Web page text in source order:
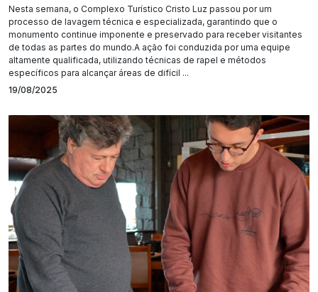
Nesta semana, o Complexo Turístico Cristo Luz passou por um
processo de lavagem técnica e especializada, garantindo que o
monumento continue imponente e preservado para receber visitantes
de todas as partes do mundo.A ação foi conduzida por uma equipe
altamente qualificada, utilizando técnicas de rapel e métodos
específicos para alcançar áreas de difícil ...
19/08/2025